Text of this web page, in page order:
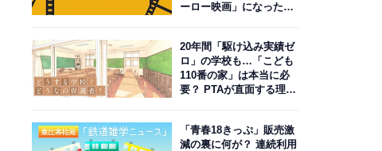
ーロー映画」になった理
20年間「駆け込み実績ゼ
ロ」の学校も…「こども
110番の家」は本当に必
要？ PTAが直面する理想
「青春18きっぷ」販売激
減の裏に何が？ 連続利用